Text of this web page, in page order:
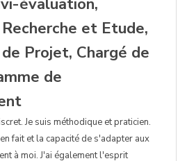
évaluation,
et Etude,
Projet, Chargé de
de
Je suis méthodique et praticien.
fait et la capacité de s'adapter aux
à moi. J'ai également l'esprit